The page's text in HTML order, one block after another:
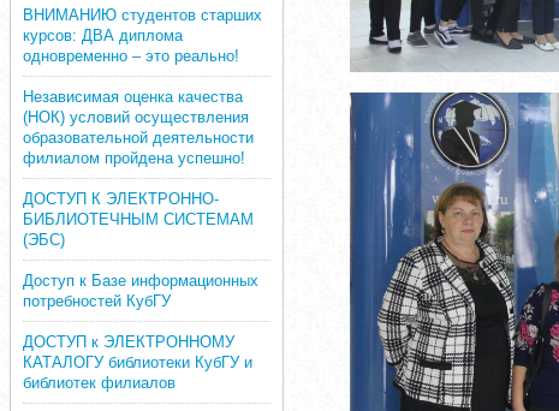
ВНИМАНИЮ студентов старших
курсов: ДВА диплома
одновременно – это реально!
Независимая оценка качества
(НОК) условий осуществления
образовательной деятельности
филиалом пройдена успешно!
ДОСТУП К ЭЛЕКТРОННО-
БИБЛИОТЕЧНЫМ СИСТЕМАМ
(ЭБС)
Доступ к Базе информационных
потребностей КубГУ
ДОСТУП к ЭЛЕКТРОННОМУ
КАТАЛОГУ библиотеки КубГУ и
библиотек филиалов